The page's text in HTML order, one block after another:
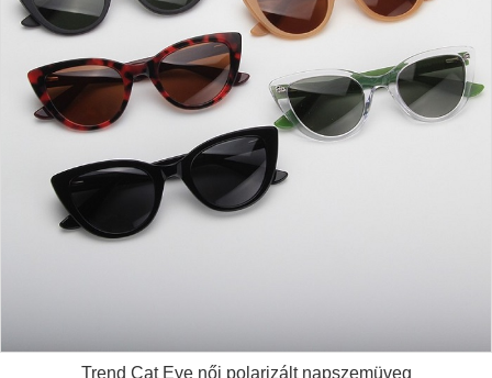
Trend Cat Eye női polarizált napszemüveg